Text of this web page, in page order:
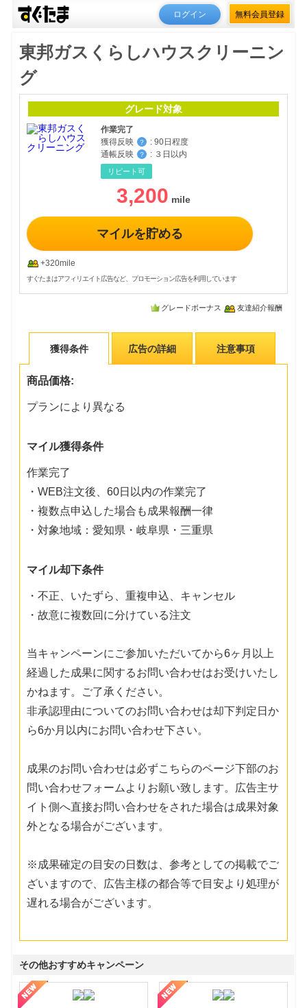
ログイン 無料会員登録
東邦ガスくらしハウスクリーニン
グ
グレード対象
作業完了
獲得反映
？ : 90日程度
通帳反映
？ : ３日以内
リピート可
3,200
マイルを貯める
+320mile
すぐたまはアフィリエイト広告など、プロモーション広告を利用しています
グレードボーナス 友達紹介報酬
獲得条件 広告の詳細 注意事項
商品価格:
プランにより異なる
マイル獲得条件
作業完了
・WEB注文後、60日以内の作業完了
・複数点申込した場合も成果報酬一律
・対象地域：愛知県・岐阜県・三重県
マイル却下条件
・不正、いたずら、重複申込、キャンセル
・故意に複数回に分けている注文
当キャンペーンにご参加いただいてから6ヶ月以上
経過した成果に関するお問い合わせはお受けいたし
かねます。ご了承ください。
非承認理由についてのお問い合わせは却下判定日か
ら6か月以内にお問い合わせ下さい。
成果のお問い合わせは必ずこちらのページ下部のお
問い合わせフォームよりお願い致します。広告主サ
イト側へ直接お問い合わせをされた場合は成果対象
外となる場合がございます。
※成果確定の目安の日数は、参考としての掲載でご
ざいますので、広告主様の都合等で目安より処理が
遅れる場合がございます。
その他おすすめキャンペーン